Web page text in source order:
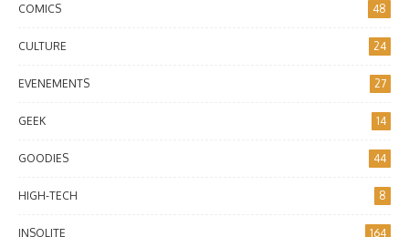
COMICS 48
CULTURE 24
EVENEMENTS 27
GEEK 14
GOODIES 44
HIGH-TECH 8
INSOLITE 164